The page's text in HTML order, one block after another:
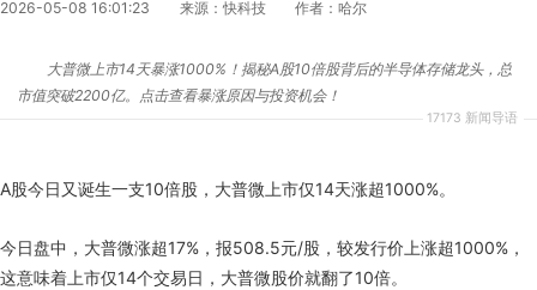
2026-05-08 16:01:23 来源：快科技 作者：哈尔
17173 新闻导语
大普微上市14天暴涨1000%！揭秘A股10倍股背后的半导体存储龙头，总
市值突破2200亿。点击查看暴涨原因与投资机会！
A股今日又诞生一支10倍股，大普微上市仅14天涨超1000%。
今日盘中，大普微涨超17%，报508.5元/股，较发行价上涨超1000%，
这意味着上市仅14个交易日，大普微股价就翻了10倍。